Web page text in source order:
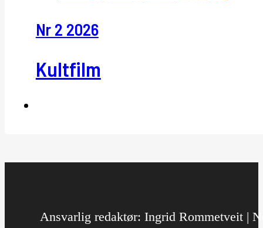
Nr 2 2026
Kultfilm
Ansvarlig redaktør: Ingrid Rommetveit |